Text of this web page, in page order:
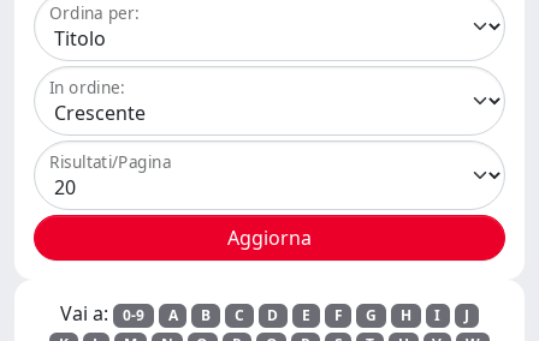
Ordina per:
In ordine:
Risultati/Pagina
Vai a: 0-9 A B C D E F G H I
J